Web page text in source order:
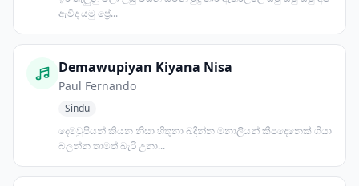
ඇවිද යමු ප්‍රේ...
Demawupiyan Kiyana Nisa
Paul Fernando
Sindu
දෙමවුපියන් කියන නිසා හිතුනා බදින්න මනාලියන් කීපදෙනෙක් ගියා
බලන්න තාමත් බැරි උනා...